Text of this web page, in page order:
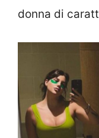
donna di